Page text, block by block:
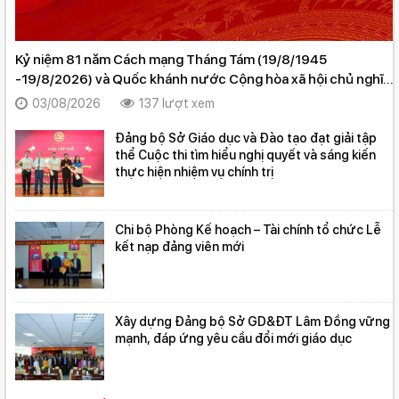
Kỷ niệm 81 năm Cách mạng Tháng Tám (19/8/1945
-19/8/2026) và Quốc khánh nước Cộng hòa xã hội chủ nghĩa
Việt Nam và Tư tưởng Hồ Chí Minh về công tác nội chính và
03/08/2026 137 lượt xem
Đảng bộ Sở Giáo dục và Đào tạo đạt giải tập
thể Cuộc thi tìm hiểu nghị quyết và sáng kiến
thực hiện nhiệm vụ chính trị
Chi bộ Phòng Kế hoạch – Tài chính tổ chức Lễ
kết nạp đảng viên mới
Xây dựng Đảng bộ Sở GD&ĐT Lâm Đồng vững
mạnh, đáp ứng yêu cầu đổi mới giáo dục